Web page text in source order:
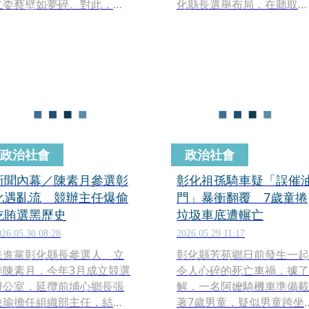
蔡壁如夢碎。對此，她
化縣長選舉布局，在聽取彰
政治社會
聞內幕／陳素月參選彰
遇亂流 競辦主任爆偷
賄選黑歷史
08:28
進黨彰化縣長參選人、立
陳素月，今年3月成立競選
公室，延攬前埔心鄉長張
擔任組織部主任，結果
政治社會
彰化祖孫騎車疑「誤催
門」暴衝翻覆 7歲童捲
垃圾車底遭輾亡
2026.05.29 11:17
彰化縣芳苑鄉日前發生一起
令人心碎的死亡車禍，據了
解，一名阿嬤騎機車準備載
著7歲男童，疑似男童跨坐